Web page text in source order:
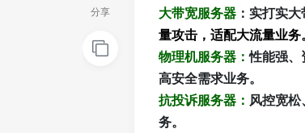
分享
大带宽服务器 ：实打实大
量攻击，适配大流量业务
物理机服务器：性能强、
高安全需求业务。
抗投诉服务器： 风控宽
务。